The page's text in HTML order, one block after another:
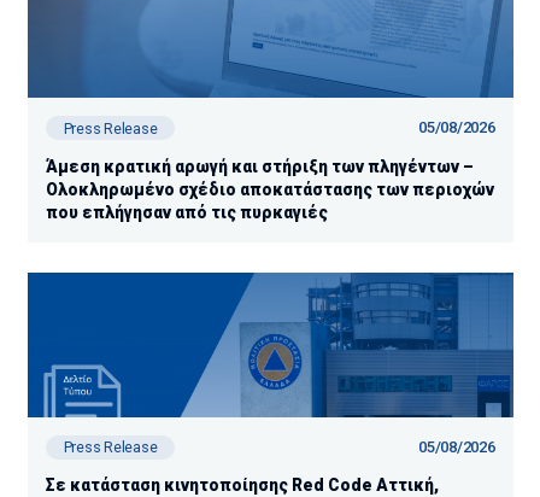
Press Release 05/08/2026
Άμεση κρατική αρωγή και στήριξη των πληγέντων –
Ολοκληρωμένο σχέδιο αποκατάστασης των περιοχών
που επλήγησαν από τις πυρκαγιές
Press Release 05/08/2026
Σε κατάσταση κινητοποίησης Red Code Αττική,